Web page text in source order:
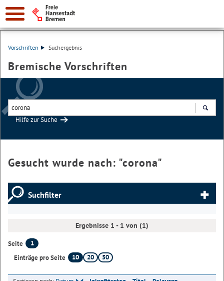
Vorschriften Suchergebnis
Bremische Vorschriften
Hilfe zur Suche
Gesucht wurde nach: "corona"
Suchfilter
Ergebnisse 1 - 1 von (1)
Seite
1
Einträge pro Seite
10 20 50